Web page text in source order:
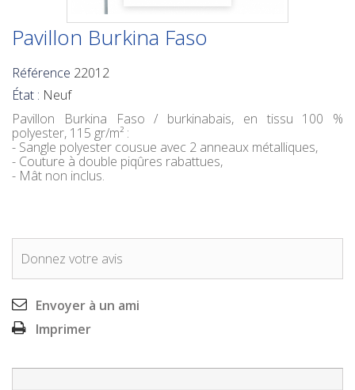
Pavillon Burkina Faso
Référence 22012
État : Neuf
Pavillon Burkina Faso / burkinabais, en tissu 100 %
polyester, 115 gr/m² :
- Sangle polyester cousue avec 2 anneaux métalliques,
- Couture à double piqûres rabattues,
- Mât non inclus.
Donnez votre avis
Envoyer à un ami
Imprimer